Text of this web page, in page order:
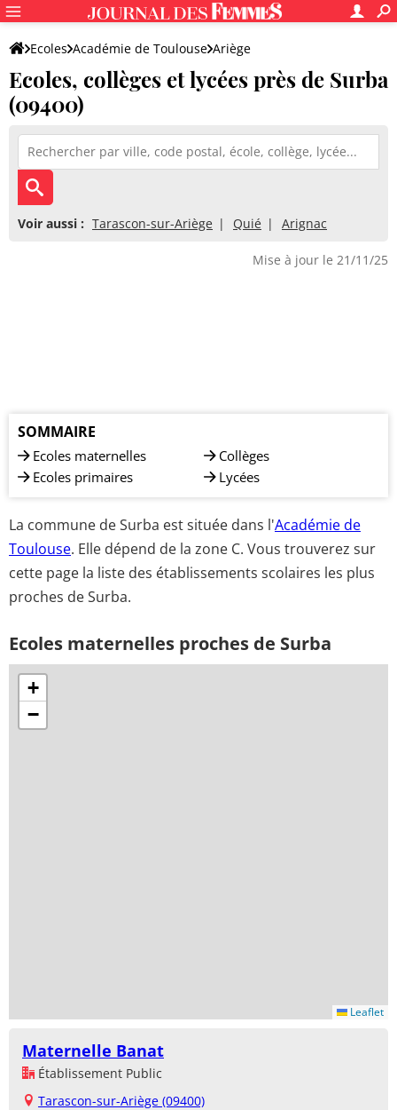
Ecoles Académie de Toulouse Ariège
Ecoles, collèges et lycées près de Surba
(09400)
Voir aussi : Tarascon-sur-Ariège Quié Arignac
Mise à jour le 21/11/25
SOMMAIRE
Ecoles maternelles
Ecoles primaires
Collèges
Lycées
La commune de Surba est située dans l'Académie de
Toulouse. Elle dépend de la zone C. Vous trouverez sur
cette page la liste des établissements scolaires les plus
proches de Surba.
Ecoles maternelles proches de Surba
+
−
Leaflet
Maternelle Banat
Établissement Public
Tarascon-sur-Ariège (09400)